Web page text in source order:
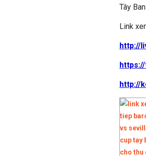
Tây
Link
http://
http://